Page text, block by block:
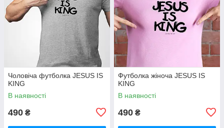
Чоловіча футболка JESUS IS
KING
В наявності
490 ₴
Футболка жіноча JESUS IS
KING
В наявності
490 ₴